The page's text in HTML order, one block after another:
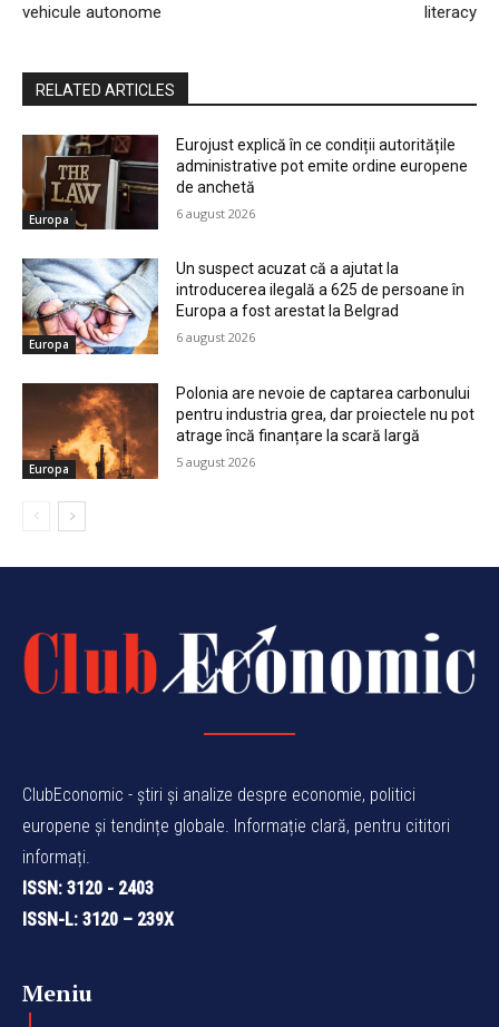
vehicule autonome
literacy
RELATED ARTICLES
Europa
Eurojust explică în ce condiții autoritățile
administrative pot emite ordine europene
de anchetă
6 august 2026
Europa
Un suspect acuzat că a ajutat la
introducerea ilegală a 625 de persoane în
Europa a fost arestat la Belgrad
6 august 2026
Europa
Polonia are nevoie de captarea carbonului
pentru industria grea, dar proiectele nu pot
atrage încă finanțare la scară largă
5 august 2026
ClubEconomic - știri și analize despre economie, politici
europene și tendințe globale. Informație clară, pentru cititori
informați.
ISSN: 3120 - 2403
ISSN-L: 3120 – 239X
Meniu